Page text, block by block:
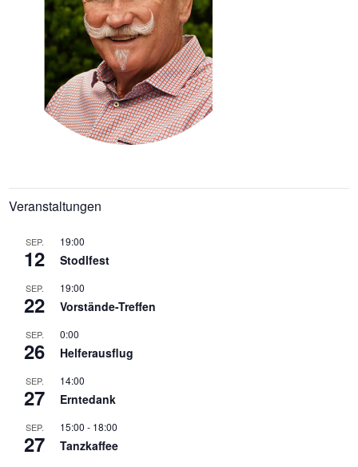
Veranstaltungen
SEP.
12
19:00
Stodlfest
SEP.
22
19:00
Vorstände-Treffen
SEP.
26
0:00
Helferausflug
SEP.
27
14:00
Erntedank
SEP.
27
15:00 - 18:00
Tanzkaffee